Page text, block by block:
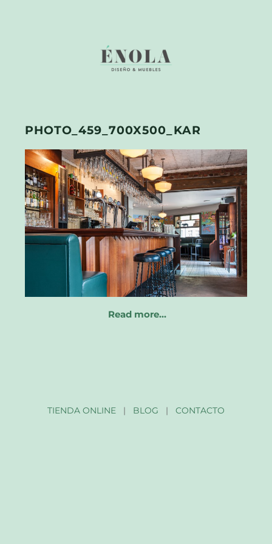
PHOTO_459_700X500_KAR
Read more…
TIENDA ONLINE| BLOG | CONTACTO